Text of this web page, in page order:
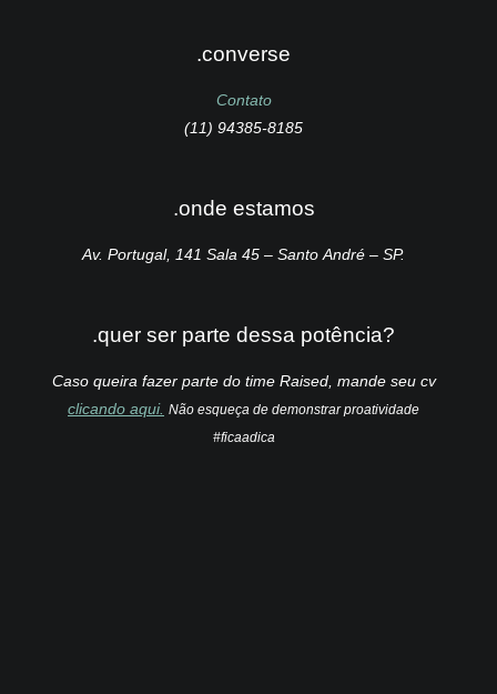
.converse
Contato
(11) 94385-8185
.onde estamos
Av. Portugal, 141 Sala 45 – Santo André – SP.
.quer ser parte dessa potência?
Caso queira fazer parte do time Raised, mande seu cv
clicando aqui. Não esqueça de demonstrar proatividade
#ficaadica